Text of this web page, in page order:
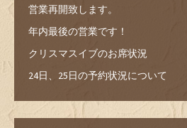
営業再開致します。
年内最後の営業です！
クリスマスイブのお席状況
24日、25日の予約状況について